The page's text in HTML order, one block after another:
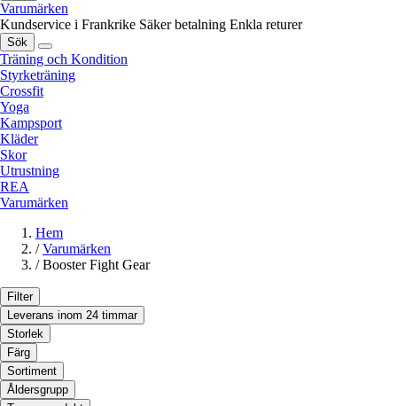
Varumärken
Kundservice i Frankrike Säker betalning Enkla returer
Sök
Träning och Kondition
Styrketräning
Crossfit
Yoga
Kampsport
Kläder
Skor
Utrustning
REA
Varumärken
Hem
/ Varumärken
/ Booster Fight Gear
Filter
Leverans inom 24 timmar
Storlek
Färg
Sortiment
Åldersgrupp